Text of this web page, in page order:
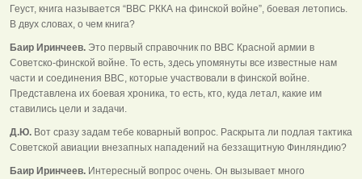
Геуст, книга называется “ВВС РККА на финской войне”, боевая летопись.
В двух словах, о чем книга?
Баир Иринчеев. Это первый справочник по ВВС Красной армии в
Советско-финской войне. То есть, здесь упомянуты все известные нам
части и соединения ВВС, которые участвовали в финской войне.
Представлена их боевая хроника, то есть, кто, куда летал, какие им
ставились цели и задачи.
Д.Ю. Вот сразу задам тебе коварный вопрос. Раскрыта ли подлая тактика
Советской авиации внезапных нападений на беззащитную Финляндию?
Баир Иринчеев. Интересный вопрос очень. Он вызывает много